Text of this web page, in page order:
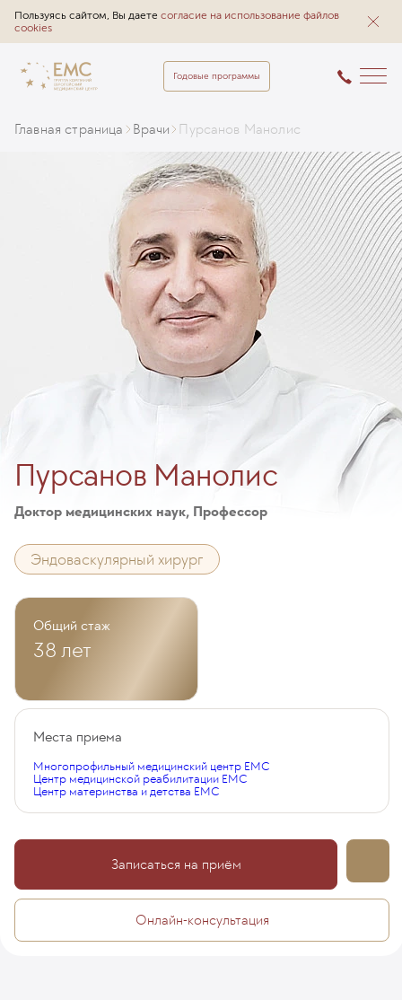
Пользуясь сайтом, Вы даете согласие на использование файлов
cookies
Годовые программы
Главная страница Врачи Пурсанов Манолис
Пурсанов Манолис
Доктор медицинских наук, Профессор
Эндоваскулярный хирург
Общий стаж
38 лет
Места приема
Многопрофильный медицинский центр EMC
Центр медицинской реабилитации EMC
Центр материнства и детства EMC
Записаться на приём
Онлайн-консультация